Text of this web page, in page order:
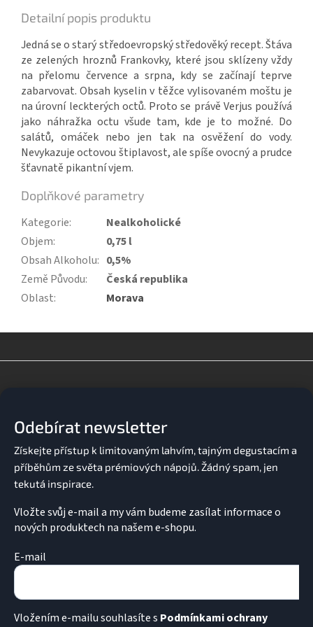
Detailní popis produktu
Jedná se o starý středoevropský středověký recept. Štáva
ze zelených hroznů Frankovky, které jsou sklízeny vždy
na přelomu července a srpna, kdy se začínají teprve
zabarvovat. Obsah kyselin v těžce vylisovaném moštu je
na úrovní leckterých octů. Proto se právě Verjus používá
jako náhražka octu všude tam, kde je to možné. Do
salátů, omáček nebo jen tak na osvěžení do vody.
Nevykazuje octovou štiplavost, ale spíše ovocný a prudce
šťavnatě pikantní vjem.
Doplňkové parametry
Kategorie:
Nealkoholické
Objem:
0,75 l
Obsah Alkoholu: 0,5%
Země Původu:
Česká republika
Oblast: Morava
Odebírat newsletter
Vložte svůj e-mail a my vám budeme zasílat informace o
nových produktech na našem e-shopu.
E-mail
Vložením e-mailu souhlasíte s Podmínkami ochrany